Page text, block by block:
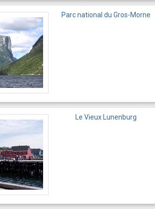
Parc national du Gros-Morne
Le Vieux Lunenburg